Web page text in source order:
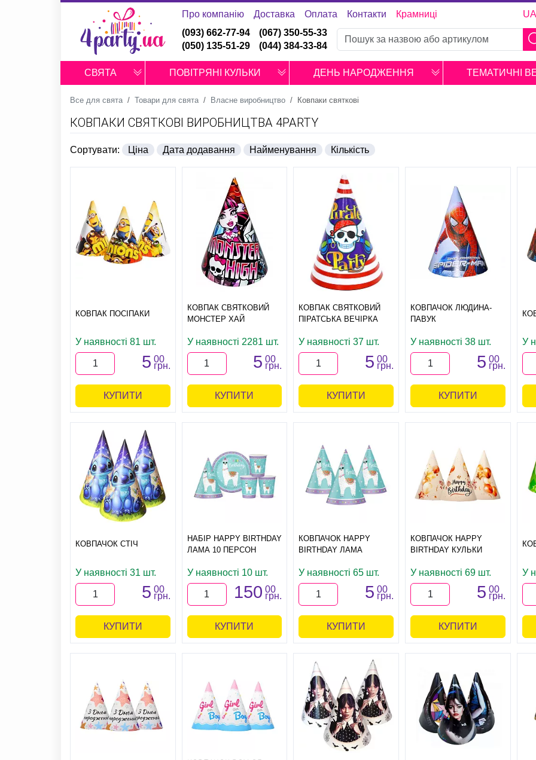
Про компанію Доставка Оплата Контакти Крамниці
(093) 662-77-94
(050) 135-51-29
(067) 350-55-33
(044) 384-33-84
СВЯТА ПОВІТРЯНІ КУЛЬКИ ДЕНЬ НАРОДЖЕННЯ ТЕМАТИЧНІ
Все для свята Товари для свята Власне виробництво Ковпаки святкові
КОВПАКИ СВЯТКОВІ ВИРОБНИЦТВА 4PARTY
Сортувати: Ціна Дата додавання Найменування Кількість
КОВПАК ПОСІПАКИ
У наявності 81 шт.
5 00
грн.
КУПИТИ
КОВПАК СВЯТКОВИЙ
МОНСТЕР ХАЙ
У наявності 2281 шт.
5 00
грн.
КУПИТИ
КОВПАК СВЯТКОВИЙ
ПІРАТСЬКА ВЕЧІРКА
У наявності 37 шт.
5 00
грн.
КУПИТИ
КОВПАЧОК ЛЮДИНА-
ПАВУК
У наявності 38 шт.
5 00
грн.
КУПИТИ
У
КОВПАЧОК СТІЧ
У наявності 31 шт.
5 00
грн.
КУПИТИ
НАБІР HAPPY BIRTHDAY
ЛАМА 10 ПЕРСОН
У наявності 10 шт.
150 00
грн.
КУПИТИ
КОВПАЧОК HAPPY
BIRTHDAY ЛАМА
У наявності 65 шт.
5 00
грн.
КУПИТИ
КОВПАЧОК HAPPY
BIRTHDAY КУЛЬКИ
У наявності 69 шт.
5 00
грн.
КУПИТИ
У